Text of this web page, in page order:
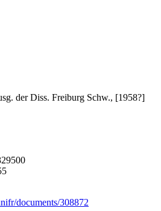
der Diss. Freiburg Schw., [1958?]
documents/308872